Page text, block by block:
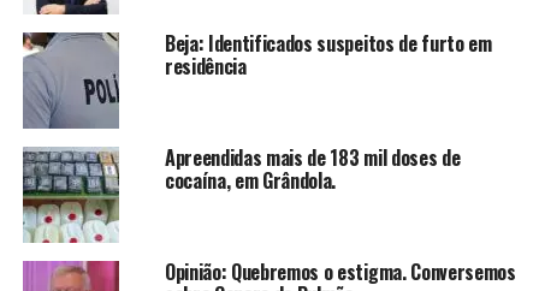
Beja: Identificados suspeitos de furto em
residência
Apreendidas mais de 183 mil doses de
cocaína, em Grândola.
Opinião: Quebremos o estigma. Conversemos